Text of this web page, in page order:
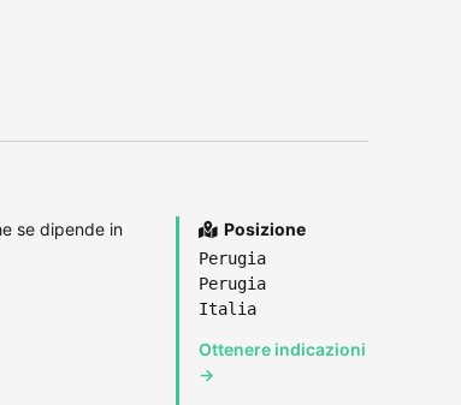
se dipende in
Posizione
Perugia
Perugia
Italia
Ottenere indicazioni
→